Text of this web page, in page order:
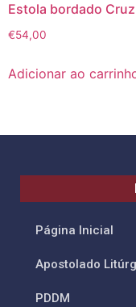
Estola bordado
€54,00
Adicionar ao
Página Inicial
Apostolado
PDDM